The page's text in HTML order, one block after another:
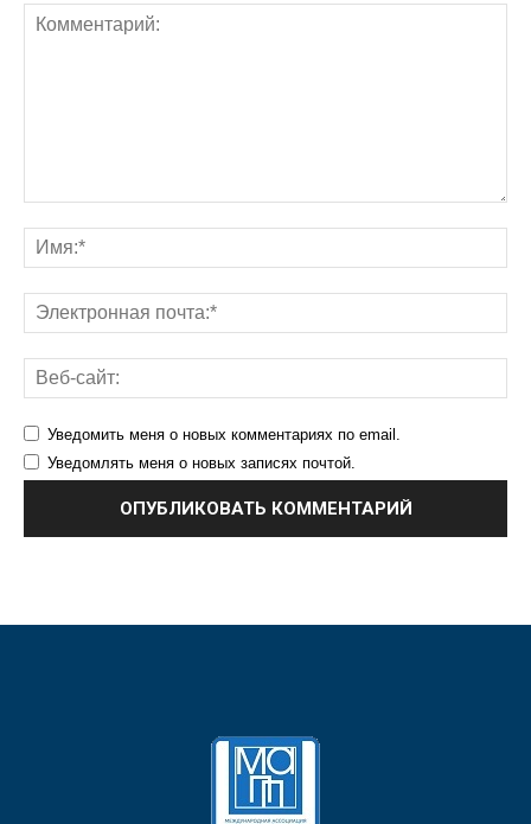
Уведомить меня о новых комментариях по email.
Уведомлять меня о новых записях почтой.